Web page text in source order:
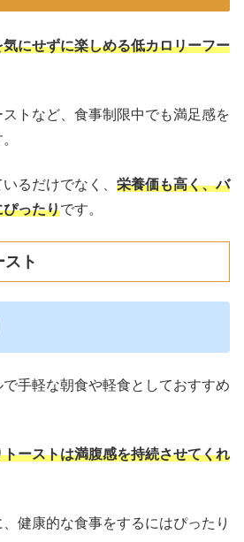
にせずに楽しめる低カロリーフー
トなど、食事制限中でも満足感を
るだけでなく、 栄養価も高く、バ
ぴったりです。
ト
で手軽な朝食や軽食としておすすめ
ーストは満腹感を持続させてくれ
健康的な食事をするにはぴったり